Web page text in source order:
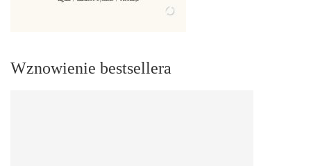
Wznowienie bestsellera